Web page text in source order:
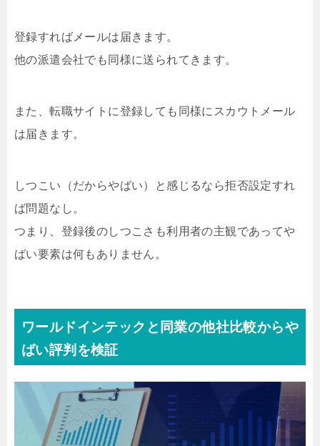
登録すればメールは届きます。
他の派遣会社でも同様に送られてきます。
また、転職サイトに登録しても同様にスカウトメール
は届きます。
しつこい（だからやばい）と感じるなら拒否設定すれ
ば問題なし。
つまり、登録後のしつこさも利用者の主観であってや
ばい要素は何もありません。
ワールドインテックと同業の他社比較からや
ばい評判を検証